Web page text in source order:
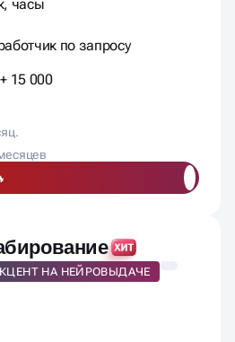
часы
по запросу